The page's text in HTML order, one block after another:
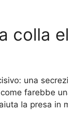
colla
una
farebbe
la presa in